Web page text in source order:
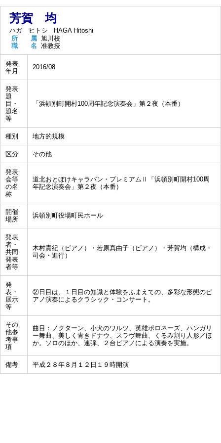
芳賀 均
ハガ ヒトシ
HAGA Hitoshi
所 属 旭川校
職 名 准教授
発表
年月
2016/08
発表
題
目・
題名
等
「浜頓別町開村100周年記念演奏会」第２夜（本番）
種別 地方的規模
区分 その他
発表
会等
の名
称
道北おとぼけキャラバン・プレミアムⅡ「浜頓別町開村100周
年記念演奏会」第２夜（本番）
開催
場所
浜頓別町役場町民ホール
発表
者・
共同
発表
者等
木村貴紀（ピアノ）・若原真由子（ピアノ）・芳賀均（構成・
司会・進行）
発
表・
展示
等
②日目は、１日目の知識と体験をふまえての、多彩な形態のピ
アノ演奏によるクラシック・コンサート。
その
他参
考事
項
曲目：ノクターン、小犬のワルツ、英雄ポロネーズ、ハンガリ
ー舞曲、美しく青きドナウ、スラヴ舞曲、くるみ割り人形／ほ
か。ソロのほか、連弾、２台ピアノによる演奏を実施。
備考 平成２８年８月１２日１９時開演